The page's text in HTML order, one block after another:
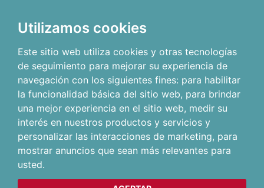
Utilizamos cookies
Este sitio web utiliza cookies y otras tecnologías
de seguimiento para mejorar su experiencia de
navegación con los siguientes fines: para habilitar
la funcionalidad básica del sitio web, para brindar
una mejor experiencia en el sitio web, medir su
interés en nuestros productos y servicios y
personalizar las interacciones de marketing, para
mostrar anuncios que sean más relevantes para
usted.